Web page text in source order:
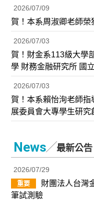
2026/07/09
賀！本系周淑卿老師
2026/07/03
賀！財金系113級大學
學 財務金融研究所 國
2026/07/03
賀！本系賴怡洵老師
展委員會大專學生研究
News／最新公告
2026/07/29
重要
財團法人台灣
筆試測驗